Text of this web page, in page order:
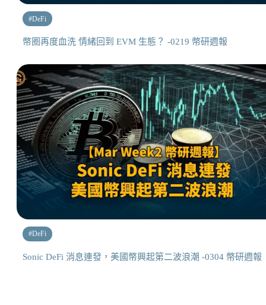
#DeFi
幣圈再度血洗 情緒回到 EVM 生態？ -0219 幣研週報
#DeFi
Sonic DeFi 消息連發，美國幣興起第二波浪潮 -0304 幣研週報